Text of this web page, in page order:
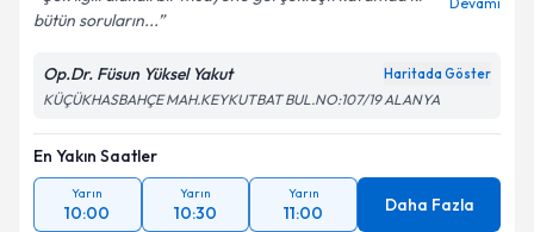
bütün soruların...
Op.Dr. Füsun Yüksel Yakut Haritada Göster
KÜÇÜKHASBAHÇE MAH.KEYKUTBAT BUL.NO:107/19 ALANYA
En Yakın Saatler
Yarın
10:00
Yarın
10:30
Yarın
11:00 Daha Fazla